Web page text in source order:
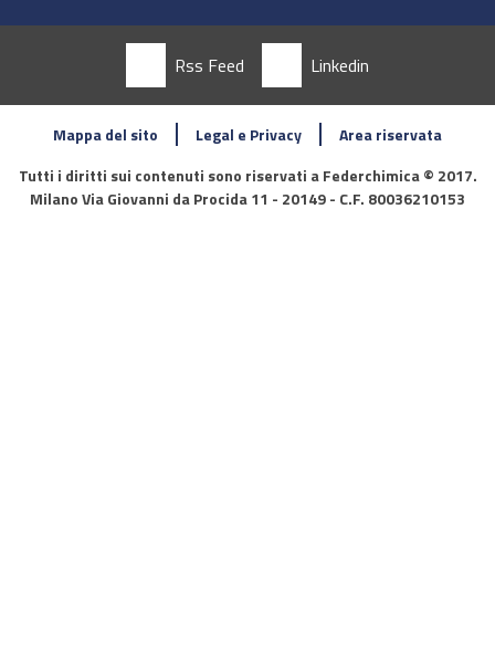
Rss Feed Linkedin
Mappa del sito Legal e Privacy
Area riservata
Tutti i diritti sui contenuti sono riservati a Federchimica © 2017.
Milano Via Giovanni da Procida 11 - 20149 - C.F. 80036210153